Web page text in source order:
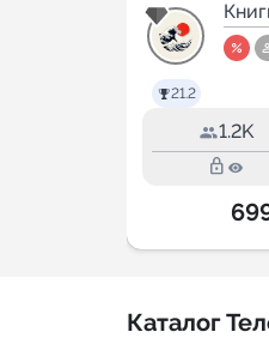
21.2
1.2K
lock_outline
Каталог